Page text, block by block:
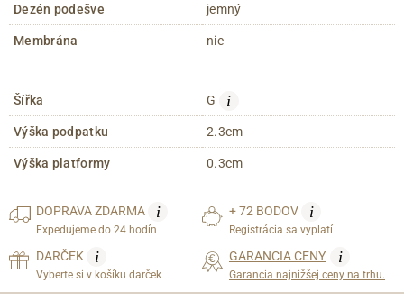
Dezén podešve jemný
Membrána nie
Šířka G i
Výška podpatku 2.3cm
Výška platformy 0.3cm
DOPRAVAZDARMA i
Expedujeme do 24 hodín
+ 72 BODOV i
Registrácia sa vyplatí
DARČEK i
Vyberte si v košíku darček
GARANCIA CENY i
Garancia najnižšej ceny na trhu.